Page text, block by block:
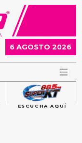
6 AGOSTO 2026
ESCUCHA AQUÍ